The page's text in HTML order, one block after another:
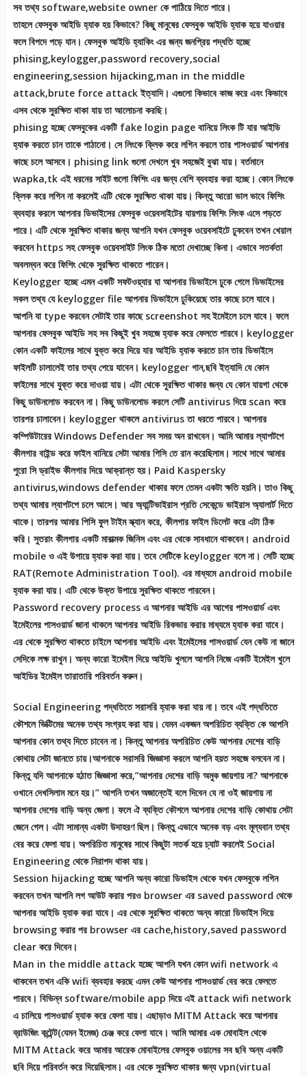
সব তথ্য software,website owner কে পাঠিয়ে দিতে পারে।
তাহলে ফেসবুক আইডি হ্যাক হয় কিভাবে? কিছু মানুষের ফেসবুক আইডি হ্যাক হয়ে যাওয়ার
ফলে বিপদে পড়ে যান। ফেসবুক আইডি হ্যাকিং এর জন্য জনপ্রিয় পদ্ধতি হচ্ছে
phising,keylogger,password recovery,social
engineering,session hijacking,man in the middle
attack,brute force attack ইত্যাদি। এগুলো কিভাবে কাজ করে এবং কিভাবে
এসব থেকে সুরক্ষিত থাকা যায় তা আলোচনা করছি।
phising হচ্ছে ফেসবুকের একটি fake login page বানিয়ে লিংক টি যার আইডি
হ্যাক করতে চান তাকে পাঠানো। সে লিংকে ক্লিক করে লগিন করলে তার পাসওয়ার্ড আপনার
কাছে চলে আসবে। phising link গুলো দেখলে খুব সহজেই বুঝা যায়। বর্তমানে
wapka,tk এই ধরনের সাইট গুলো ফিশিং এর জন্য বেশি ব্যবহার করা হচ্ছে। কোন লিংকে
ক্লিক করে লগিন না করলেই এটি থেকে সুরক্ষিত থাকা যায়। কিন্তু আরো ভাল ভাবে ফিশিং
ব্যবহার করলে আপনার ডিভাইসের ফেসবুক ওয়েবসাইটের যায়গায় ফিশিং লিংক এসে পড়তে
পারে। এটি থেকে সুরক্ষিত থাকার জন্য আপনি যখন ফেসবুক ওয়েবসাইটে ঢুকবেন তখন খেয়াল
করবেন https সহ ফেসবুক ওয়েবসাইট লিংক ঠিক মতো দেখাচ্ছে কিনা। এভাবে সতর্কতা
অবলম্বন করে ফিশিং থেকে সুরক্ষিত থাকতে পারেন।
Keylogger হচ্ছে এমন একটি সফটওয়্যার যা আপনার ডিভাইসে ঢুকে গেলে ডিভাইসের
সকল তথ্য যে keylogger file আপনার ডিভাইসে ঢুকিয়েছে তার কাছে চলে যাবে।
আপনি যা type করবেন সেটাই তার কাছে screenshot সহ ইমেইলে চলে যাবে। ফলে
আপনার ফেসবুক আইডি সহ সব কিছুই খুব সহজে হ্যাক করে ফেলতে পারবে। keylogger
কোন একটি ফাইলের সাথে যুক্ত করে দিয়ে যার আইডি হ্যাক করতে চান তার ডিভাইসে
ফাইলটি চালালেই তার তথ্য পেয়ে যাবেন। keylogger গান,ছবি ইত্যাদি যে কোন
ফাইলের সাথে যুক্ত করে দাওয়া যায়। এটা থেকে সুরক্ষিত থাকার জন্য যে কোন যায়গা থেকে
কিছু ডাউনলোড করবেন না। কিছু ডাউনলোড করলে সেটি antivirus দিয়ে scan করে
তারপর চালাবেন। keylogger থাকলে antivirus তা ধরতে পারবে। আপনার
কম্পিউটারের Windows Defender সব সময় অন রাখবেন। আমি আমার ল্যাপটপে
কীলগার বাইন্ড করে ফাইল বানিয়ে সেটা আমার পিসি তে রান করেছিলাম। সাথে সাথে আমার
পুরো সি ড্রাইভ কীলগার দিয়ে আক্রান্ত হয়। Paid Kaspersky
antivirus,windows defender থাকার ফলে তেমন একটা ক্ষতি হয়নি। তাও কিছু
তথ্য আমার ল্যাপটপে চলে আসে। আর অ্যান্টিভাইরাস প্রতি সেকেন্ডে ভাইরাস অ্যালার্ট দিতে
থাকে। তারপর আমার পিসি ফুল টাইম স্ক্যান করে, কীলগার ফাইল ডিলেট করে এটা ঠিক
করি। সুতরাং কীলগার একটি মারাত্মক জিনিস এবং এর থেকে সাবধানে থাকবেন। android
mobile ও এই উপায়ে হ্যাক করা যায়। তবে সেটিকে keylogger বলে না। সেটি হচ্ছে
RAT(Remote Administration Tool). এর মাধ্যমে android mobile
হ্যাক করা যায়। এটি থেকে উক্ত উপায়ে সুরক্ষিত থাকতে পারবেন।
Password recovery process এ আপনার আইডি এর আগের পাসওয়ার্ড এবং
ইমেইলের পাসওয়ার্ড জানা থাকলে আপনার আইডি রিকভার করার মাধ্যমে হ্যাক করা যাবে।
এর থেকে সুরক্ষিত থাকতে চাইলে আপনার আইডি এবং ইমেইলের পাসওয়ার্ড যেন কেউ না জানে
সেদিকে লক্ষ রাখুন। অন্য কারো ইমেইল দিয়ে আইডি খুললে আপনি নিজে একটি ইমেইল খুলে
আইডির ইমেইল তারাতারি পরিবর্তন করুন।
Social Engineering পদ্ধতিতে সরাসরি হ্যাক করা যায় না। তবে এই পদ্ধতিতে
কৌশলে ভিক্টিমের অনেক তথ্য সংগ্রহ করা যায়। যেমন একজন অপরিচিত ব্যক্তি কে আপনি
আপনার কোন তথ্য দিতে চাবেন না। কিন্তু আপনার অপরিচিত কেউ আপনার দেশের বাড়ি
কোথায় সেটা জানতে চায়।আপনাকে সরাসরি জিজ্ঞাসা করলে আপনি হয়ত সহজে বলবেন না।
কিন্তু যদি আপনাকে হঠাত জিজ্ঞাসা করে,”আপনার দেশের বাড়ি অমুক জায়গায় না? আপনাকে
ওখানে দেখসিলাম মনে হয়।” আপনি তখন অজান্তেই বলে দিবেন যে না ওই জায়গায় না
আপনার দেশের বাড়ি অন্য জেলা। ফলে ঐ ব্যক্তি কৌশলে আপনার দেশের বাড়ি কোথায় সেটা
জেনে গেল। এটা সামান্য একটা উদাহরণ ছিল। কিন্তু এভাবে অনেক বড় এবং মূল্যবান তথ্য
বের করে ফেলা যায়। অপরিচিত মানুষের সাথে কিছুটা সতর্ক হয়ে চ্যাট করলেই Social
Engineering থেকে নিরাপদ থাকা যায়।
Session hijacking হচ্ছে আপনি অন্য কারো ডিভাইস থেকে যখন ফেসবুকে লগিন
করবেন তখন আপনি লগ আউট করার পরও browser এর saved password থেকে
আপনার আইডি হ্যাক করা যাবে। এর থেকে সুরক্ষিত থাকতে অন্য কারো ডিভাইস দিয়ে
browsing করার পর browser এর cache,history,saved password
clear করে দিবেন।
Man in the middle attack হচ্ছে আপনি যখন কোন wifi network এ
থাকবেন তখন একি wifi ব্যবহার করছে এমন কেউ আপনার পাসওয়ার্ড বের করে ফেলতে
পারবে। বিভিন্ন software/mobile app দিয়ে এই attack wifi network
এ চালিয়ে পাসওয়ার্ড হ্যাক করে ফেলা যায়। এছাড়াও MITM Attack করে আপনার
ব্রাউজিং কন্টেন্ট(যেমন ইমেজ) চেঞ্জ করে ফেলা যাবে। আমি আমার এক মোবাইল থেকে
MITM Attack করে আমার আরেক মোবাইলের ফেসবুক ওয়ালের সব ছবি অন্য একটি
ছবি দিয়ে পরিবর্তন করে দিয়েছিলাম। এর থেকে সুরক্ষিত থাকার জন্য vpn(virtual